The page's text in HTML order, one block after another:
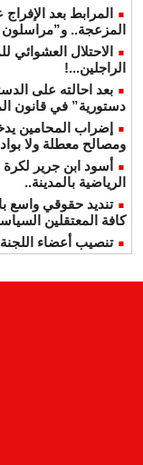
المرابط بعد
المزعجة.. و”مراسلون
الاحتلال
الراجلين...!
دستورية” في قانون
إضراب المحامين
ومصالح معطلة ولا
أسود ابن جرير
الرياضية بالمدينة..
تنديد حقوقي واسع
كافة المعتقلين
تنصيب أعضاء